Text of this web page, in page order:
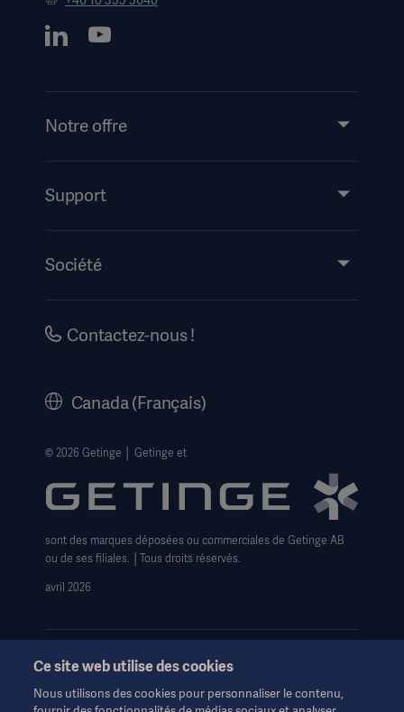
Notre offre
Support
Mode d’emploi/informations destinées au patient
Société
Carrières
Avis de non-responsabilité concernant l'utilisation du
Politique sur les cookies de Getinge
Formulaire de Droits relatifs à la confidentialité
Contactez-nous !
Canada (Français)
© 2026 Getinge │ Getinge et
sont des marques déposées ou commerciales de Getinge AB
ou de ses filiales. │Tous droits réservés.
avril 2026
Ces informations sont destinées exclusivement aux
Ce site web utilise des cookies
Nous utilisons des cookies pour personnaliser le contenu,